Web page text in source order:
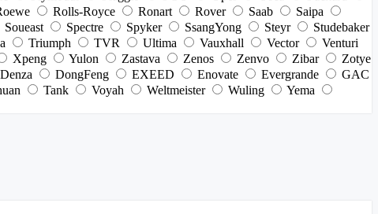
Rolls-Royce Ronart Rover Saab
Saipa
Soueast Spectre Spyker SsangYong Steyr
Studebaker
Triumph TVR Ultima Vauxhall Vector
Venturi
Xpeng Yulon Zastava Zenos Zenvo Zibar
Zotye
Denza DongFeng EXEED Enovate Evergrande
GAC
Tank Voyah Weltmeister Wuling
Yema